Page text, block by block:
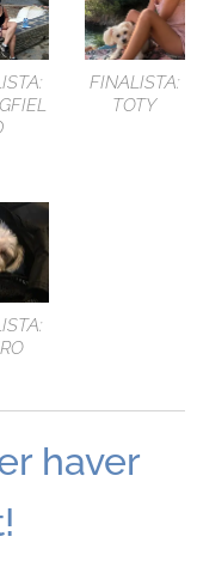
FINALISTA:
TOTY
haver